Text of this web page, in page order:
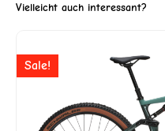
Vielleicht auch interessant?
Sale!